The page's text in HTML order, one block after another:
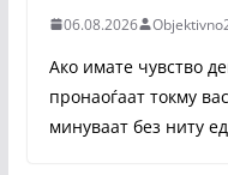
06.08.2026
Ако имате чувство
пронаоѓаат токму
минуваат без ниту